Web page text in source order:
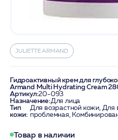
JULIETTE ARMAND
Гидроактивный крем для
Armand Multi Hydrating Cream
Артикул:20-093
Назначение:Для лица
Тип
кожи:
Для возрастной кожи, Для
проблемная,
Товар в наличии